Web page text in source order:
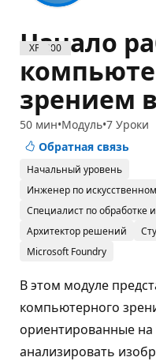
XP: 800
Начало
зрением
50 мин Модуль 7 Уроки
Обратная связь
Начальный уровень
Инженер по
Специалист по обработке
Архитектор решений
Microsoft Foundry
В этом модуле
компьютерного
ориентированные на
анализировать